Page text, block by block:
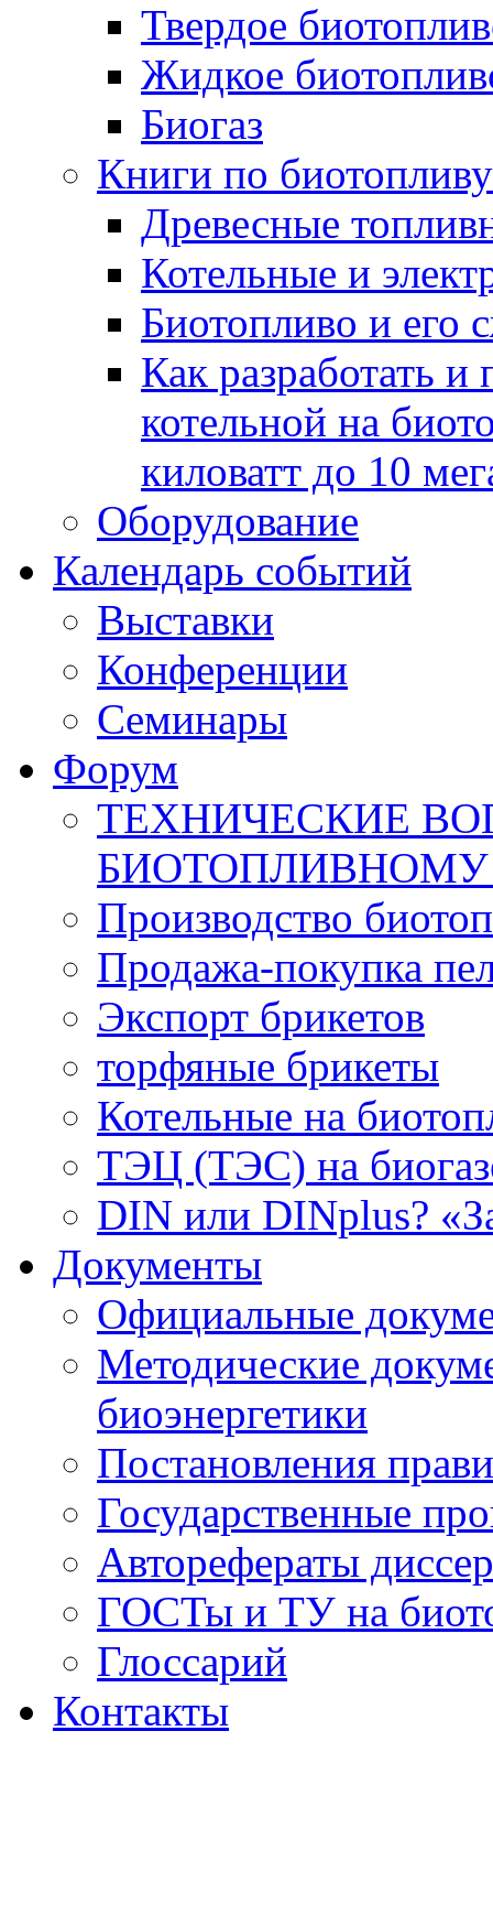
Твердое
Жидкое
Биогаз
Книги по биотопливу
Древесные
Котельные и
Биотопливо и его
Как разработать
котельной на
киловатт до 10
Оборудование
Календарь событий
Выставки
Конференции
Семинары
Форум
ТЕХНИЧЕСКИЕ
Производство
Продажа-покупка
Экспорт брикетов
торфяные брикеты
Котельные на
ТЭЦ (ТЭС) на
DIN или DINplus?
Документы
Официальные
Методические
биоэнергетики
Постановления
Государственные
Авторефераты
ГОСТы и ТУ на
Глоссарий
Контакты